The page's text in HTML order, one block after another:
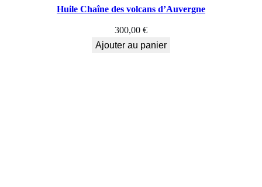
Huile Chaîne des volcans d’Auvergne
300,00 €
Ajouter au panier